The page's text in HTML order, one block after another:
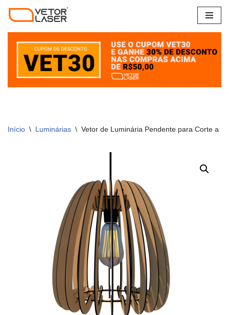
para
conteúdo
Início \ Luminárias \ Vetor de Luminária Pendente para Corte a